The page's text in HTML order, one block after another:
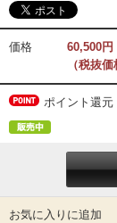
価格
60,500円
（税抜
ポイント還元
お気に入りに追加